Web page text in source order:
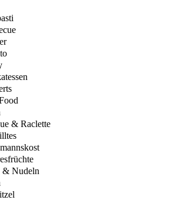
& Raclette
& Nudeln